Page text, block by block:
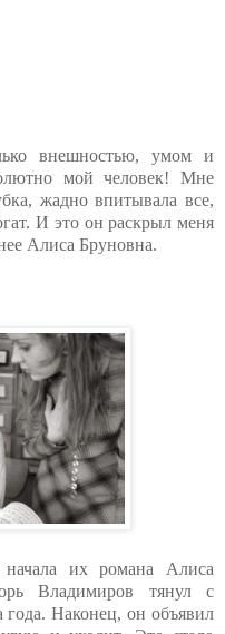
внешностью, умом и
мой человек! Мне
жадно впитывала все,
И это он раскрыл меня
Алиса Бруновна.
начала их романа Алиса
Владимиров тянул с
Наконец, он объявил